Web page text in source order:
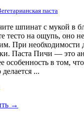
паста
шпинат с мукой в
тесто на ощупь, оно
При необходимости
Паста Пичи — это
особенность в том,
...
→